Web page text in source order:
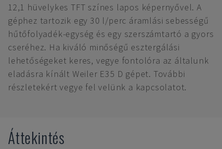
12,1 hüvelykes TFT színes lapos képernyővel. A
géphez tartozik egy 30 l/perc áramlási sebességű
hűtőfolyadék-egység és egy szerszámtartó a gyors
cseréhez. Ha kiváló minőségű esztergálási
lehetőségeket keres, vegye fontolóra az általunk
eladásra kínált Weiler E35 D gépet. További
részletekért vegye fel velünk a kapcsolatot.
Áttekintés